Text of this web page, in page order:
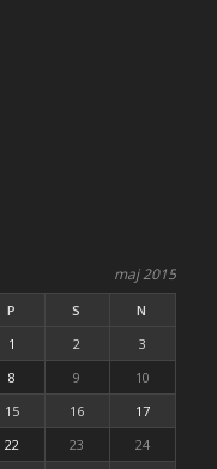
maj 2015
P S
N
1
2
3
8 9
10
15 16
17
22 23
24